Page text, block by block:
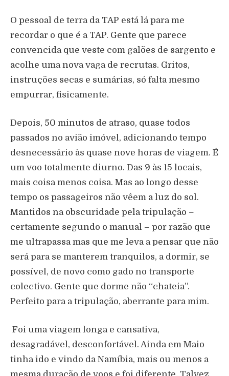
O pessoal de terra da TAP está lá para me
recordar o que é a TAP. Gente que parece
convencida que veste com galões de sargento e
acolhe uma nova vaga de recrutas. Gritos,
instruções secas e sumárias, só falta mesmo
empurrar, fisicamente.
Depois, 50 minutos de atraso, quase todos
passados no avião imóvel, adicionando tempo
desnecessário às quase nove horas de viagem. É
um voo totalmente diurno. Das 9 às 15 locais,
mais coisa menos coisa. Mas ao longo desse
tempo os passageiros não vêem a luz do sol.
Mantidos na obscuridade pela tripulação –
certamente segundo o manual – por razão que
me ultrapassa mas que me leva a pensar que não
será para se manterem tranquilos, a dormir, se
possível, de novo como gado no transporte
colectivo. Gente que dorme não “chateia”.
Perfeito para a tripulação, aberrante para mim.
Foi uma viagem longa e cansativa,
desagradável, desconfortável. Ainda em Maio
tinha ido e vindo da Namíbia, mais ou menos a